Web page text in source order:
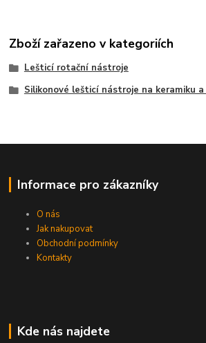
Zboží zařazeno v kategoriích
Lešticí rotační nástroje
Silikonové lešticí nástroje na keramiku
Informace pro zákazníky
O nás
Jak nakupovat
Obchodní podmínky
Kontakty
Kde nás najdete